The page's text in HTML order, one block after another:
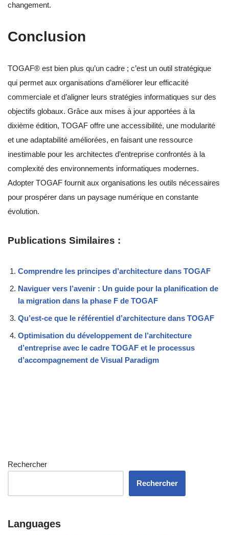
changement.
Conclusion
TOGAF® est bien plus qu’un cadre ; c’est un outil stratégique
qui permet aux organisations d’améliorer leur efficacité
commerciale et d’aligner leurs stratégies informatiques sur des
objectifs globaux. Grâce aux mises à jour apportées à la
dixième édition, TOGAF offre une accessibilité, une modularité
et une adaptabilité améliorées, en faisant une ressource
inestimable pour les architectes d’entreprise confrontés à la
complexité des environnements informatiques modernes.
Adopter TOGAF fournit aux organisations les outils nécessaires
pour prospérer dans un paysage numérique en constante
évolution.
Publications Similaires :
Comprendre les principes d’architecture dans TOGAF
Naviguer vers l’avenir : Un guide pour la planification de
la migration dans la phase F de TOGAF
Qu’est-ce que le référentiel d’architecture dans TOGAF
Optimisation du développement de l’architecture
d’entreprise avec le cadre TOGAF et le processus
d’accompagnement de Visual Paradigm
Rechercher
Rechercher
Languages